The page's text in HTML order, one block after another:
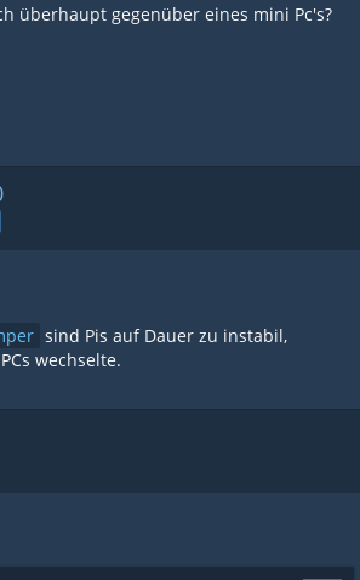
überhaupt gegenüber eines mini Pc's?
sind Pis auf Dauer zu instabil,
wechselte.